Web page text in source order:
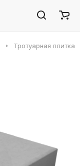
Тротуарная плитка